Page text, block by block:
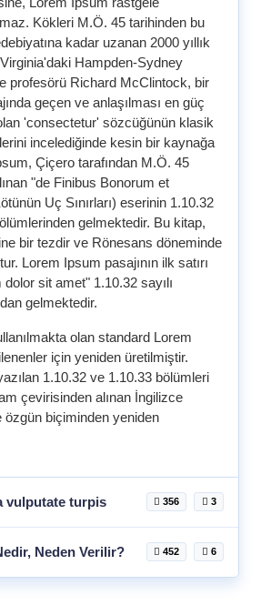
Kökleri M.Ö. 45 tarihinden bu
kadar uzanan 2000 yıllık
Hampden-Sydney
profesörü Richard McClintock, bir
geçen ve anlaşılması en güç
'consectetur' sözcüğünün klasik
incelediğinde kesin bir kaynağa
Çiçero tarafından M.Ö. 45
"de Finibus Bonorum et
Uç Sınırları) eserinin 1.10.32
gelmektedir. Bu kitap,
bir tezdir ve Rönesans döneminde
Lorem Ipsum pasajının ilk satırı
sit amet" 1.10.32 sayılı
gelmektedir.
olan standard Lorem
için yeniden üretilmiştir.
1.10.32 ve 1.10.33 bölümleri
çevirisinden alınan İngilizce
özgün biçiminden yeniden
vulputate turpis 356 3
Neden Verilir? 452 6